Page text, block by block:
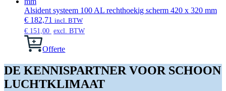
variaties.
Deze
optie
kan
gekozen
worden
op
de
productpagina
Alsident systeem 100 AL rechthoekig scherm 420 x 320 mm
€ 182,71 incl. BTW
€ 151,00 excl. BTW
Offerte
DE KENNISPARTNER VOOR SCHOON
LUCHTKLIMAAT